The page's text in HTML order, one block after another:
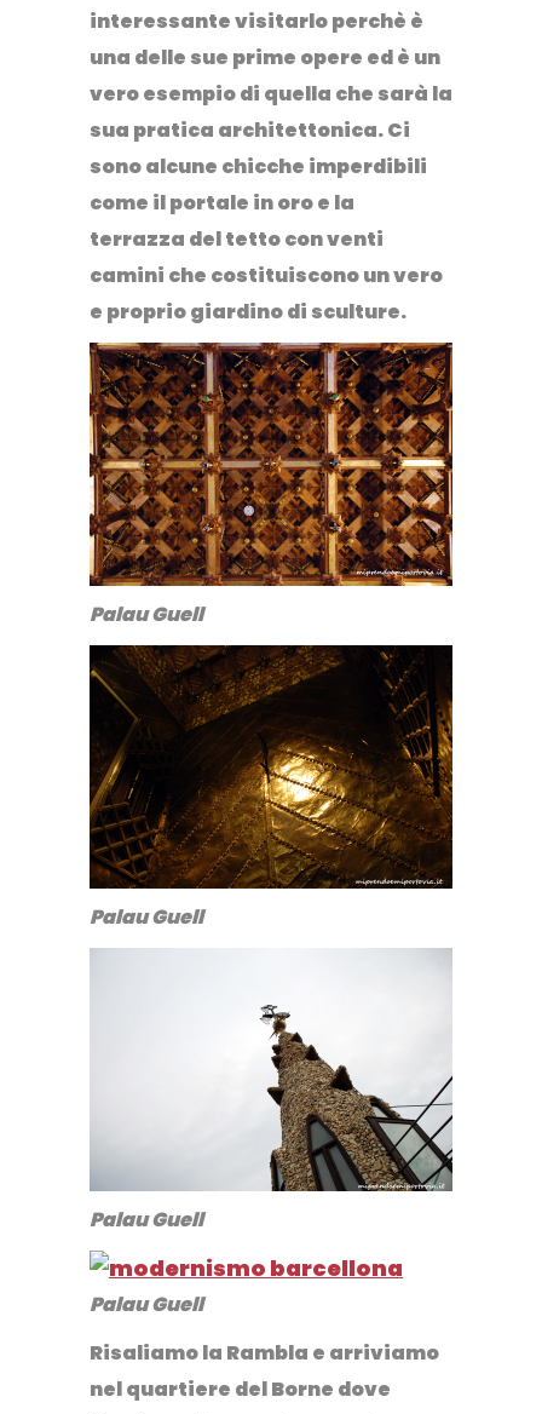
interessante visitarlo perchè è
una delle sue prime opere ed è un
vero esempio di quella che sarà la
sua pratica architettonica. Ci
sono alcune chicche imperdibili
come il portale in oro e la
terrazza del tetto con venti
camini che costituiscono un vero
e proprio giardino di sculture.
Palau Guell
Palau Guell
Palau Guell
Palau Guell
Risaliamo la Rambla e arriviamo
nel quartiere del Borne dove